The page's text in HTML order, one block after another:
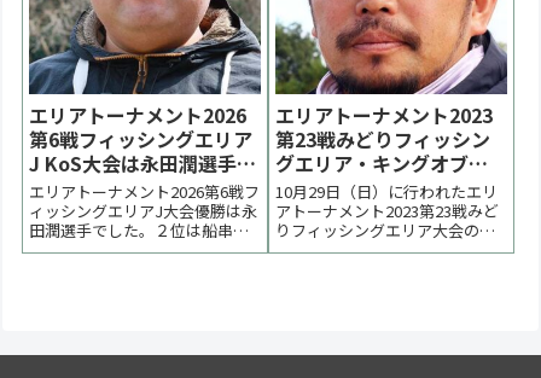
エリアトーナメント2026
第6戦フィッシングエリア
J KoS大会は永田潤選手が
優勝【大会速報】
エリアトーナメント2026第6戦フ
ィッシングエリアJ大会優勝は永
田潤選手でした。２位は船串健
二選手、山口一平選手、遊佐謙
エリアトーナメント2023
第23戦みどりフィッシン
グエリア・キングオブス
プーニストは相馬宏至選
手が優勝【大会結果】
10月29日（日）に行われたエリ
アトーナメント2023第23戦みど
りフィッシングエリア大会の様
子をまとめています。秋大会は